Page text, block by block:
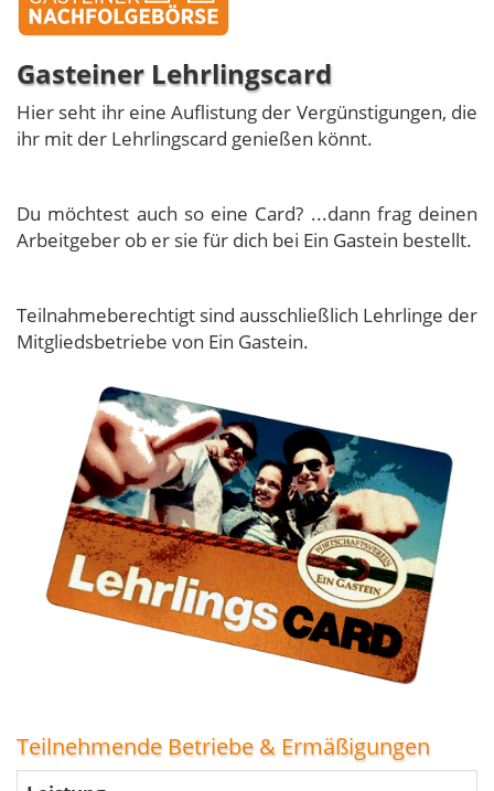
Gasteiner Lehrlingscard
Hier seht ihr eine Auflistung der Vergünstigungen, die
ihr mit der Lehrlingscard genießen könnt.
Du möchtest auch so eine Card? ...dann frag deinen
Arbeitgeber ob er sie für dich bei Ein Gastein bestellt.
Teilnahmeberechtigt sind ausschließlich Lehrlinge der
Mitgliedsbetriebe von Ein Gastein.
Teilnehmende Betriebe & Ermäßigungen